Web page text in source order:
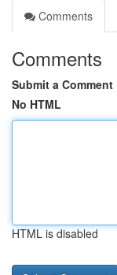
Comments
Comments
Submit a Comment
No HTML
HTML is disabled